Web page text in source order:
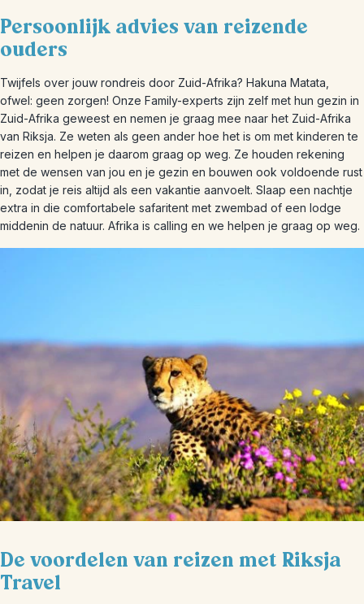
Persoonlijk advies van reizende
ouders
Twijfels over jouw rondreis door Zuid-Afrika? Hakuna Matata,
ofwel: geen zorgen! Onze Family-experts zijn zelf met hun gezin in
Zuid-Afrika geweest en nemen je graag mee naar het Zuid-Afrika
van Riksja. Ze weten als geen ander hoe het is om met kinderen te
reizen en helpen je daarom graag op weg. Ze houden rekening
met de wensen van jou en je gezin en bouwen ook voldoende rust
in, zodat je reis altijd als een vakantie aanvoelt. Slaap een nachtje
extra in die comfortabele safaritent met zwembad of een lodge
middenin de natuur. Afrika is calling en we helpen je graag op weg.
De voordelen van reizen met Riksja
Travel